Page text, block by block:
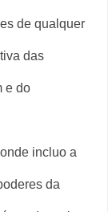
de qualquer
das
e do
incluo a
da